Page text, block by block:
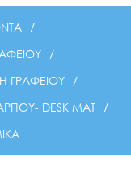
/
/
ΓΡΑΦΕΙΟΥ /
DESK MAT
/